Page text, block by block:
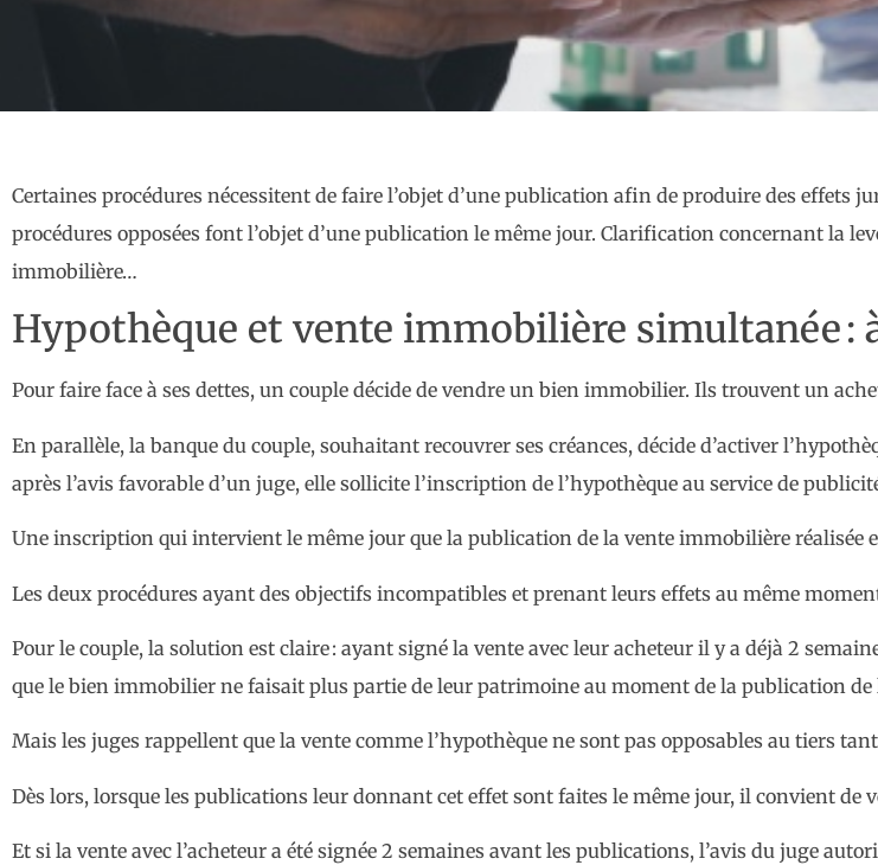
Certaines procédures nécessitent de faire l’objet d’une publication afin de produire des effets
procédures opposées font l’objet d’une publication le même jour. Clarification concernant la
immobilière…
Hypothèque et vente immobilière simultanée :
Pour faire face à ses dettes, un couple décide de vendre un bien immobilier. Ils trouvent un
En parallèle, la banque du couple, souhaitant recouvrer ses créances, décide d’activer
après l’avis favorable d’un juge, elle sollicite l’inscription de l’hypothèque au service de
Une inscription qui intervient le même jour que la publication de la vente immobilière réalisée
Les deux procédures ayant des objectifs incompatibles et prenant leurs effets au même
Pour le couple, la solution est claire : ayant signé la vente avec leur acheteur il y a déjà 2
que le bien immobilier ne faisait plus partie de leur patrimoine au moment de la publication de
Mais les juges rappellent que la vente comme l’hypothèque ne sont pas opposables au tiers
Dès lors, lorsque les publications leur donnant cet effet sont faites le même jour, il convient de
Et si la vente avec l’acheteur a été signée 2 semaines avant les publications, l’avis du juge